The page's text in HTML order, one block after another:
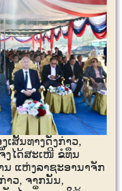
ສັ້ນທາງດັ່ງກ່າວ,
ງໄດ້ສະເໜີ ຂໍທຶນ
ນ ແຫ່ງລາຊະອານາຈັກ
າວ, ຈາກນັ້ນ,